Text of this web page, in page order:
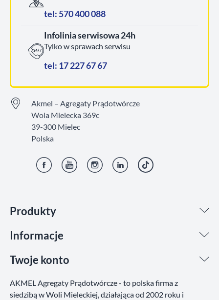
Produkty
Informacje
Twoje konto
tel: 570 400 088
Infolinia serwisowa 24h
Tylko w sprawach serwisu
tel: 17 227 67 67
Akmel – Agregaty Prądotwórcze
Wola Mielecka 369c
39-300 Mielec
Polska
AKMEL Agregaty Prądotwórcze - to polska firma z
siedzibą w Woli Mieleckiej, działająca od 2002 roku i